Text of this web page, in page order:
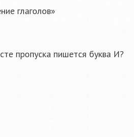
глаголов»
пропуска пишется буква И?